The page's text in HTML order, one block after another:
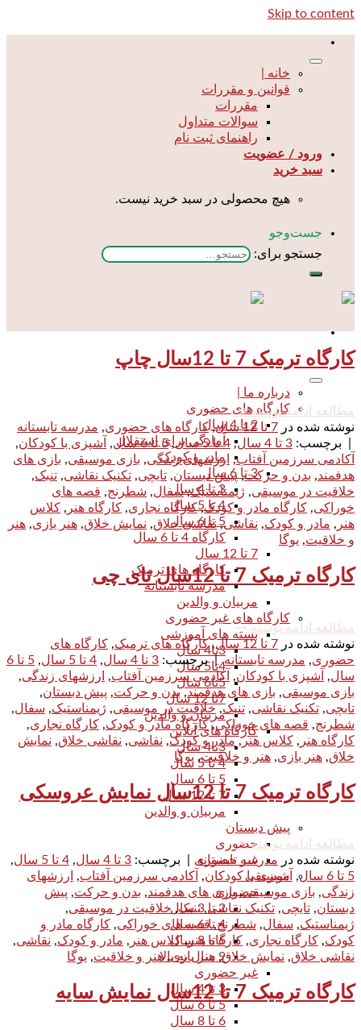
Skip to content
خانه |
قوانین و مقررات
مقررات
سوالات متداول
راهنمای ثبت نام
ورود / عضویت
سبد خرید
هیچ محصولی در سبد خرید نیست.
جست‌و‌جو
جستجو برای:
درباره ما |
کارگاه های حضوری
2 تا 4 سال
آمادگی برای استقلال
مادر و کودک
3 تا 6 سال
3 تا 4 سال
4 تا 5 سال
5 تا 6 سال
کارگاه 4 تا 6 سال
7 تا 12 سال
کارگاه های ترمیک
مدرسه تابستانه
مربیان و والدین
کارگاه های غیر حضوری
بسته های آموزشی
3تا4 سال
4تا5 سال
5تا6 سال
7تا 12 سال
مربیان و والدین
کارگاه های آنلاین
3تا4 سال
4 تا 5 سال
5 تا 6 سال
7 تا 12 سال
مربیان و والدین
پیش دبستان
حضوری
غیر حضوری
موسیقی
حضوری
2 تا 3 سال
4 تا 6 سال
6 تا 8 سال
9 سال به بالا
غیر حضوری
3 تا 4 سال
5 تا 6 سال
6 تا 8 سال
کارگاه ترمیک 7 تا 12سال چاپ
مطالعه ادامه نوشته→
نوشته شده در 7 تا 12 سال ,کارگاه های حضوری, مدرسه تابستانه
برچسب: 3 تا 4 سال , 4 تا 5 سال ,5 تا 6 سال , آشپزی با کودکان,
آکادمی سرزمین آفتاب, ارزشهای زندگی, بازی موسیقی, بازی های
هدفمند, بدن و حرکت,پیش دبستان, تایچی, تکنیک نقاشی, تنبک,
خلاقیت در موسیقی, ژیمناستیک,سفال, شطرنج, قصه های
خوراکی, کارگاه مادر و کودک,کارگاه نجاری, کارگاه هنر , کلاس
هنر , مادر و کودک, نقاشی,نقاشی خلاق, نمایش خلاق, هنر بازی, هنر
و خلاقیت, یوگا
کارگاه ترمیک 7 تا 12سال تای چی
مطالعه ادامه نوشته→
نوشته شده در 7 تا 12 سال ,کارگاه های ترمیک, کارگاه های
حضوری, مدرسه تابستانه | برچسب: 3 تا 4 سال , 4 تا 5 سال ,
5 تا 6
سال, آشپزی با کودکان, آکادمی سرزمین آفتاب, ارزشهای زندگی,
بازی موسیقی, بازی های هدفمند,بدن و حرکت, پیش دبستان,
تایچی, تکنیک نقاشی, تنبک,خلاقیت در موسیقی, ژیمناستیک, سفال,
شطرنج, قصه های خوراکی,کارگاه مادر و کودک, کارگاه نجاری,
کارگاه هنر , کلاس هنر,مادر و کودک, نقاشی, نقاشی خلاق, نمایش
خلاق, هنر بازی, هنر و خلاقیت,یوگا
کارگاه ترمیک 7 تا 12سال نمایش عروسکی
مطالعه ادامه نوشته→
نوشته شده در مدرسه تابستانه برچسب: 3 تا 4 سال , 4 تا 5 سال
,
5 تا 6 سال
, آشپزی با کودکان, آکادمی سرزمین آفتاب,
ارزشهای
زندگی, بازی موسیقی,بازی های هدفمند, بدن و حرکت, پیش
دبستان, تایچی, تکنیک نقاشی,تنبک,خلاقیت در موسیقی,
ژیمناستیک, سفال, شطرنج,قصه های خوراکی, کارگاه مادر و
کودک, کارگاه نجاری, کارگاه هنر,کلاس هنر , مادر و کودک, نقاشی,
نقاشی خلاق, نمایش خلاق, هنر بازی,هنر و خلاقیت, یوگا
کارگاه ترمیک 7 تا 12سال نمایش سایه